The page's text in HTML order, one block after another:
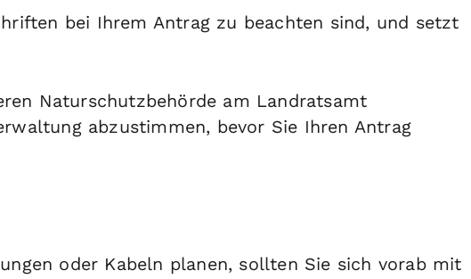
bei Ihrem Antrag zu beachten sind, und setzt
Naturschutzbehörde am Landratsamt
abzustimmen, bevor Sie Ihren Antrag
oder Kabeln planen, sollten Sie sich vorab mit